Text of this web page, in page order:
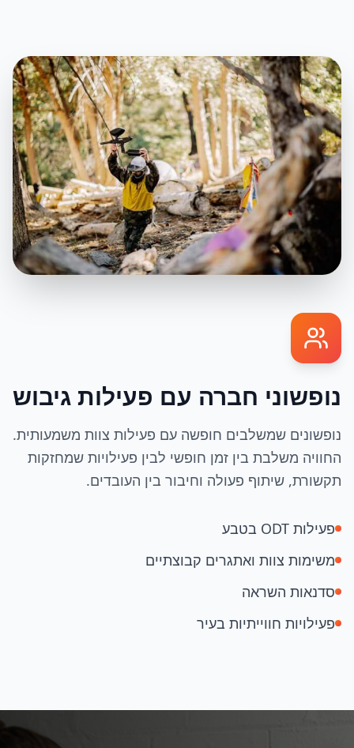
נופשוני חברה עם פעילות גיבוש
נופשונים שמשלבים חופשה עם פעילות צוות משמעותית.
החוויה משלבת בין זמן חופשי לבין פעילויות שמחזקות
תקשורת, שיתוף פעולה וחיבור בין העובדים.
פעילות ODT בטבע
משימות צוות ואתגרים קבוצתיים
סדנאות השראה
פעילויות חווייתיות בעיר